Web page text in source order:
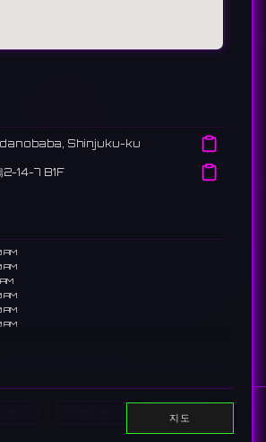
Search
Shinjuku-ku
2-14-7 B1F
AM
AM
AM
AM
AM
those who strictly pursue quality music.
지도